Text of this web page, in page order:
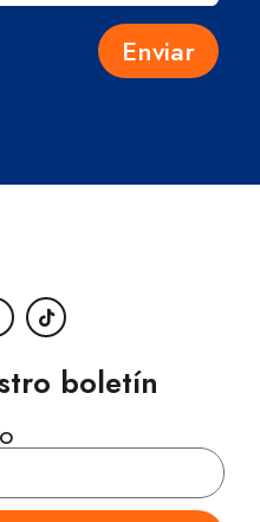
Enviar
boletín